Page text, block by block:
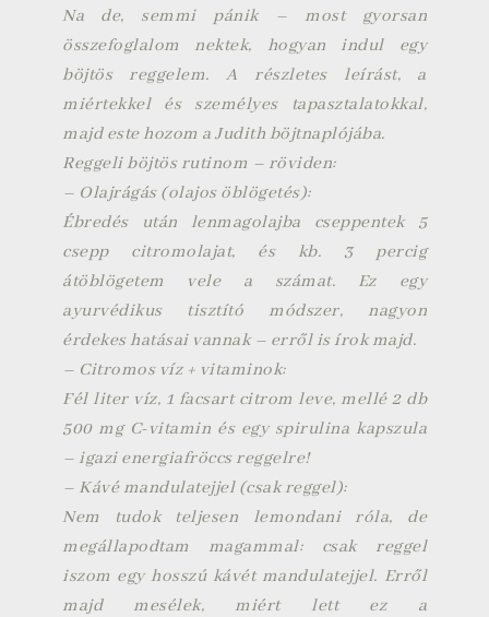
Na de, semmi pánik – most gyorsan
összefoglalom nektek, hogyan indul egy
böjtös reggelem. A részletes leírást, a
miértekkel és személyes tapasztalatokkal,
majd este hozom a Judith böjtnaplójába.
Reggeli böjtös rutinom – röviden:
– Olajrágás (olajos öblögetés):
Ébredés után lenmagolajba cseppentek 5
csepp citromolajat, és kb. 3 percig
átöblögetem vele a számat. Ez egy
ayurvédikus tisztító módszer, nagyon
érdekes hatásai vannak – erről is írok majd.
– Citromos víz + vitaminok:
Fél liter víz, 1 facsart citrom leve, mellé 2 db
500 mg C-vitamin és egy spirulina kapszula
– igazi energiafröccs reggelre!
– Kávé mandulatejjel (csak reggel):
Nem tudok teljesen lemondani róla, de
megállapodtam magammal: csak reggel
iszom egy hosszú kávét mandulatejjel. Erről
majd mesélek, miért lett ez a